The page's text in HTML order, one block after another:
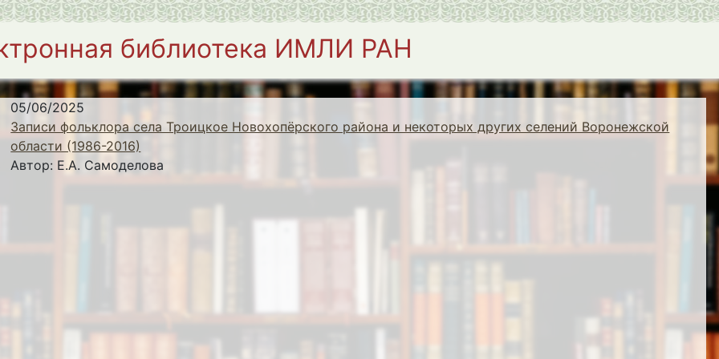
библиотека ИМЛИ РАН
05/06/2025
Записи фольклора села Троицкое Новохопёрского района и некоторых других селений Воронежской
области (1986-2016)
Автор: Е.А. Самоделова